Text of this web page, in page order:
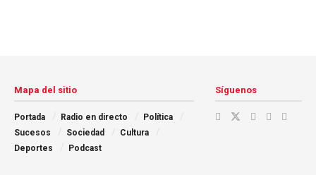
Mapa del sitio
Portada Radio en directo
Política
Sucesos
Sociedad
Cultura
Deportes
Podcast
Síguenos